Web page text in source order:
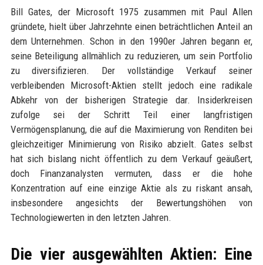
Bill Gates, der Microsoft 1975 zusammen mit Paul Allen
gründete, hielt über Jahrzehnte einen beträchtlichen Anteil an
dem Unternehmen. Schon in den 1990er Jahren begann er,
seine Beteiligung allmählich zu reduzieren, um sein Portfolio
zu diversifizieren. Der vollständige Verkauf seiner
verbleibenden Microsoft-Aktien stellt jedoch eine radikale
Abkehr von der bisherigen Strategie dar. Insiderkreisen
zufolge sei der Schritt Teil einer langfristigen
Vermögensplanung, die auf die Maximierung von Renditen bei
gleichzeitiger Minimierung von Risiko abzielt. Gates selbst
hat sich bislang nicht öffentlich zu dem Verkauf geäußert,
doch Finanzanalysten vermuten, dass er die hohe
Konzentration auf eine einzige Aktie als zu riskant ansah,
insbesondere angesichts der Bewertungshöhen von
Technologiewerten in den letzten Jahren.
Die vier ausgewählten Aktien: Eine